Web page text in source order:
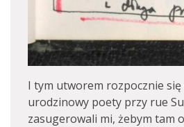
I tym utworem rozpocznie się
urodzinowy poety przy rue
zasugerowali mi, żebym tam